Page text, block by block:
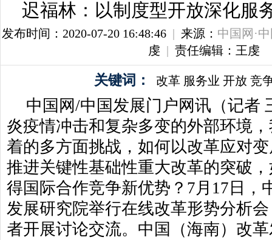
迟福林：以制度型开放深化服
发布时间：2020-07-20 16:48:46 | 来源： 中国网·
虔 | 责任编辑：王虔
关键词： 改革 服务业 开放 竞
中国网/中国发展门户网讯（记者
炎疫情冲击和复杂多变的外部环境
着的多方面挑战，如何以改革应对
推进关键性基础性重大改革的突破
得国际合作竞争新优势？7月17日，
发展研究院举行在线改革形势分析
者开展讨论交流。中国（海南）改